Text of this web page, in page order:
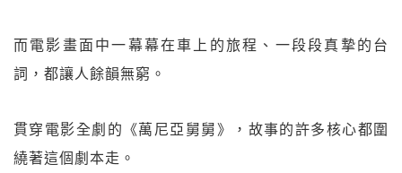
而電影畫面中一幕幕在車上的旅程、一段段真摯的台
詞，都讓人餘韻無窮。
貫穿電影全劇的《萬尼亞舅舅》，故事的許多核心都圍
繞著這個劇本走。